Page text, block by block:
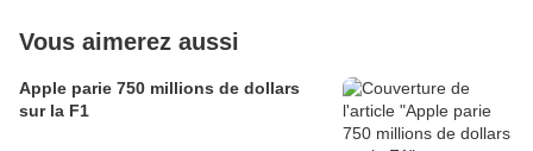
Vous aimerez aussi
Apple parie 750 millions de dollars
sur la F1